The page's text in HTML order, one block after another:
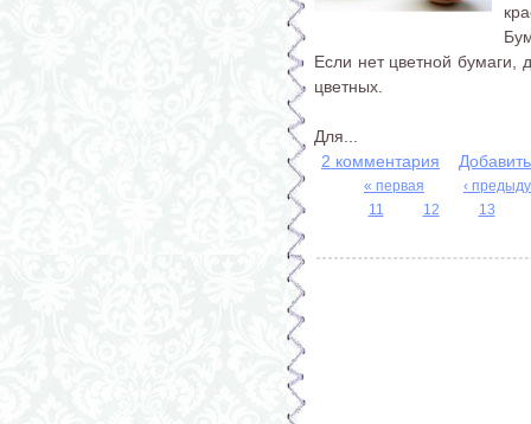
Если нет цветной бумаги,
цветных.
Для...
2 комментария
« первая
‹
11
12 13